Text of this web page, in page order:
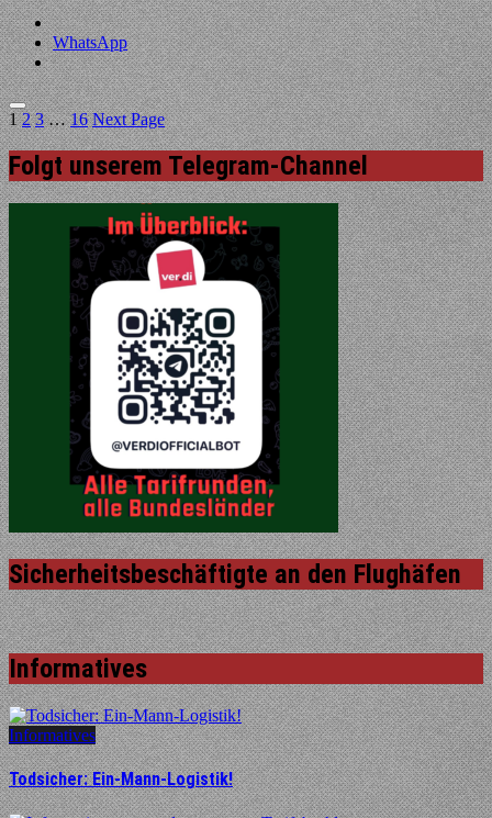
WhatsApp
1 2 3 … 16 Next Page
Folgt unserem Telegram-Channel
Sicherheitsbeschäftigte an den Flughäfen
Informatives
Informatives
Todsicher: Ein-Mann-Logistik!